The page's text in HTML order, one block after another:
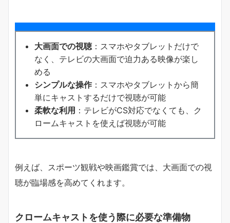
大画面での視聴：スマホやタブレットだけで
なく、テレビの大画面で迫力ある映像が楽し
める
シンプルな操作 ：スマホやタブレットから簡
単にキャストするだけで視聴が可能
柔軟な利用 ：テレビがCS対応でなくても、ク
ロームキャストを使えば視聴が可能
例えば、スポーツ観戦や映画鑑賞では、大画面での視
聴が臨場感を高めてくれます。
クロームキャストを使う際に必要な準備物